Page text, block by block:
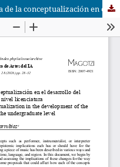
Lost in translation: la importancia de la conceptualización en el desarrollo del perfil instrumental musical a nivel licenciatura